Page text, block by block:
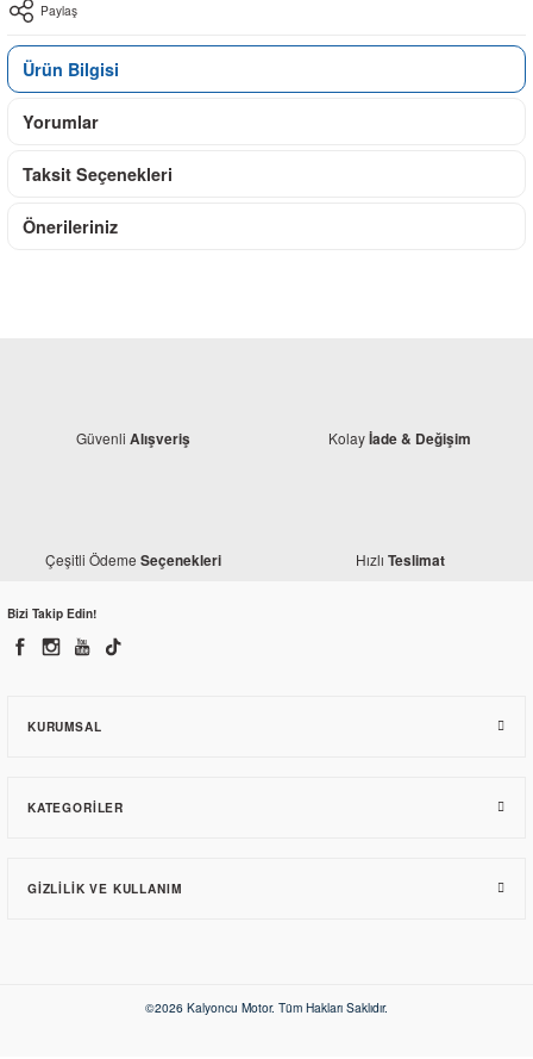
Paylaş
Ürün Bilgisi
Yorumlar
Taksit Seçenekleri
Önerileriniz
Güvenli Alışveriş Kolayİade & Değişim
Çeşitli Ödeme Seçenekleri Hızlı Teslimat
Bizi Takip Edin!
KURUMSAL
KATEGORILER
GIZLILIK VE KULLANIM
©2026 Kalyoncu Motor. Tüm Hakları Saklıdır.